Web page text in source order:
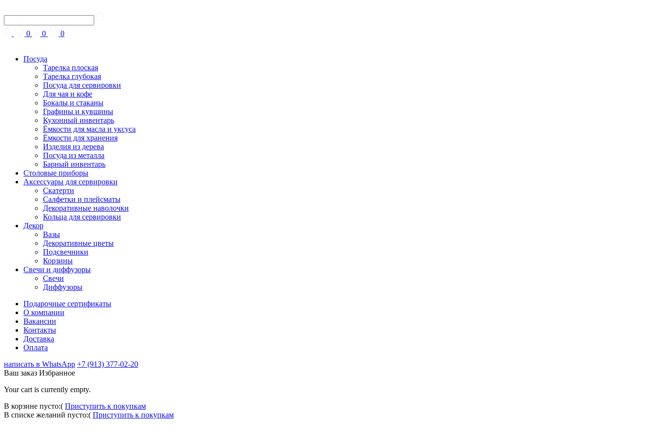
0 0 0
Посуда
Тарелка плоская
Тарелка глубокая
Посуда для сервировки
Для чая и кофе
Бокалы и стаканы
Графины и кувшины
Кухонный инвентарь
Ёмкости для масла и уксуса
Ёмкости для хранения
Изделия из дерева
Посуда из металла
Барный инвентарь
Столовые приборы
Аксессуары для сервировки
Скатерти
Cалфетки и плейсматы
Декоративные наволочки
Кольца для сервировки
Декор
Вазы
Декоративные цветы
Подсвечники
Корзины
Свечи и диффузоры
Свечи
Диффузоры
Подарочные сертификаты
О компании
Вакансии
Контакты
Доставка
Оплата
написать в WhatsApp +7 (913) 377-02-20
Ваш заказ Избранное
Your cart is currently empty.
В корзине пусто:( Приступить к покупкам
В списке желаний пусто:( Приступить к покупкам